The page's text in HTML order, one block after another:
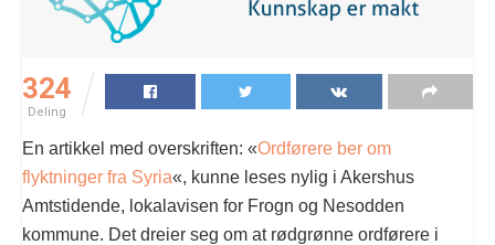
324
Deling
En artikkel med overskriften: «Ordførere ber om
flyktninger fra Syria«, kunne leses nylig i Akershus
Amtstidende, lokalavisen for Frogn og Nesodden
kommune. Det dreier seg om at rødgrønne ordførere i